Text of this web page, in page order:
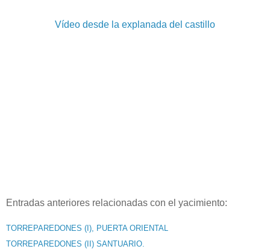
Vídeo desde la explanada del castillo
Entradas anteriores relacionadas con el yacimiento:
TORREPAREDONES (I), PUERTA ORIENTAL
TORREPAREDONES (II) SANTUARIO.